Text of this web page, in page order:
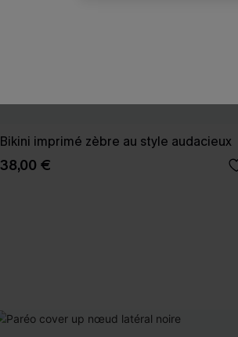
Bikini imprimé zèbre au style audacieux
38,00 €